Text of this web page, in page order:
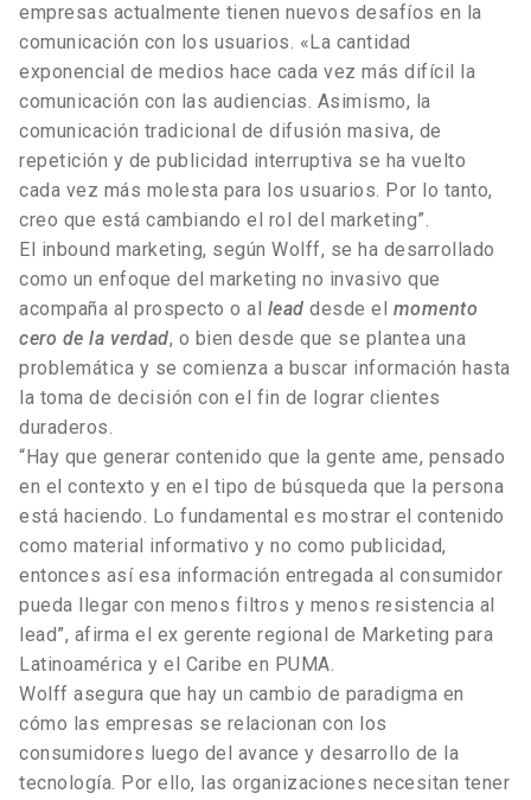
empresas actualmente tienen nuevos desafíos en la
comunicación con los usuarios. «La cantidad
exponencial de medios hace cada vez más difícil la
comunicación con las audiencias. Asimismo, la
comunicación tradicional de difusión masiva, de
repetición y de publicidad interruptiva se ha vuelto
cada vez más molesta para los usuarios. Por lo tanto,
creo que está cambiando el rol del marketing”.
El inbound marketing, según Wolff, se ha desarrollado
como un enfoque del marketing no invasivo que
acompaña al prospecto o al lead desde el momento
cero de la verdad, o bien desde que se plantea una
problemática y se comienza a buscar información hasta
la toma de decisión con el fin de lograr clientes
duraderos.
“Hay que generar contenido que la gente ame, pensado
en el contexto y en el tipo de búsqueda que la persona
está haciendo. Lo fundamental es mostrar el contenido
como material informativo y no como publicidad,
entonces así esa información entregada al consumidor
pueda llegar con menos filtros y menos resistencia al
lead”, afirma el ex gerente regional de Marketing para
Latinoamérica y el Caribe en PUMA.
Wolff asegura que hay un cambio de paradigma en
cómo las empresas se relacionan con los
consumidores luego del avance y desarrollo de la
tecnología. Por ello, las organizaciones necesitan tener